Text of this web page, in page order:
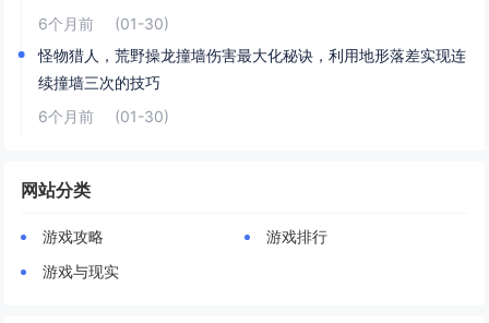
6个月前
(01-30)
怪物猎人，荒野操龙撞墙伤害最大化秘诀，利用地形落差实现连
续撞墙三次的技巧
6个月前
(01-30)
网站分类
游戏攻略
游戏排行
游戏与现实